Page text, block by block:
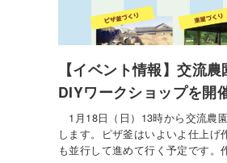
【イベント情報】交流
DIYワークショップを開
1月18日（日）13時から交流農
します。ピザ釜はいよいよ仕上
も並行して進めて行く予定です。